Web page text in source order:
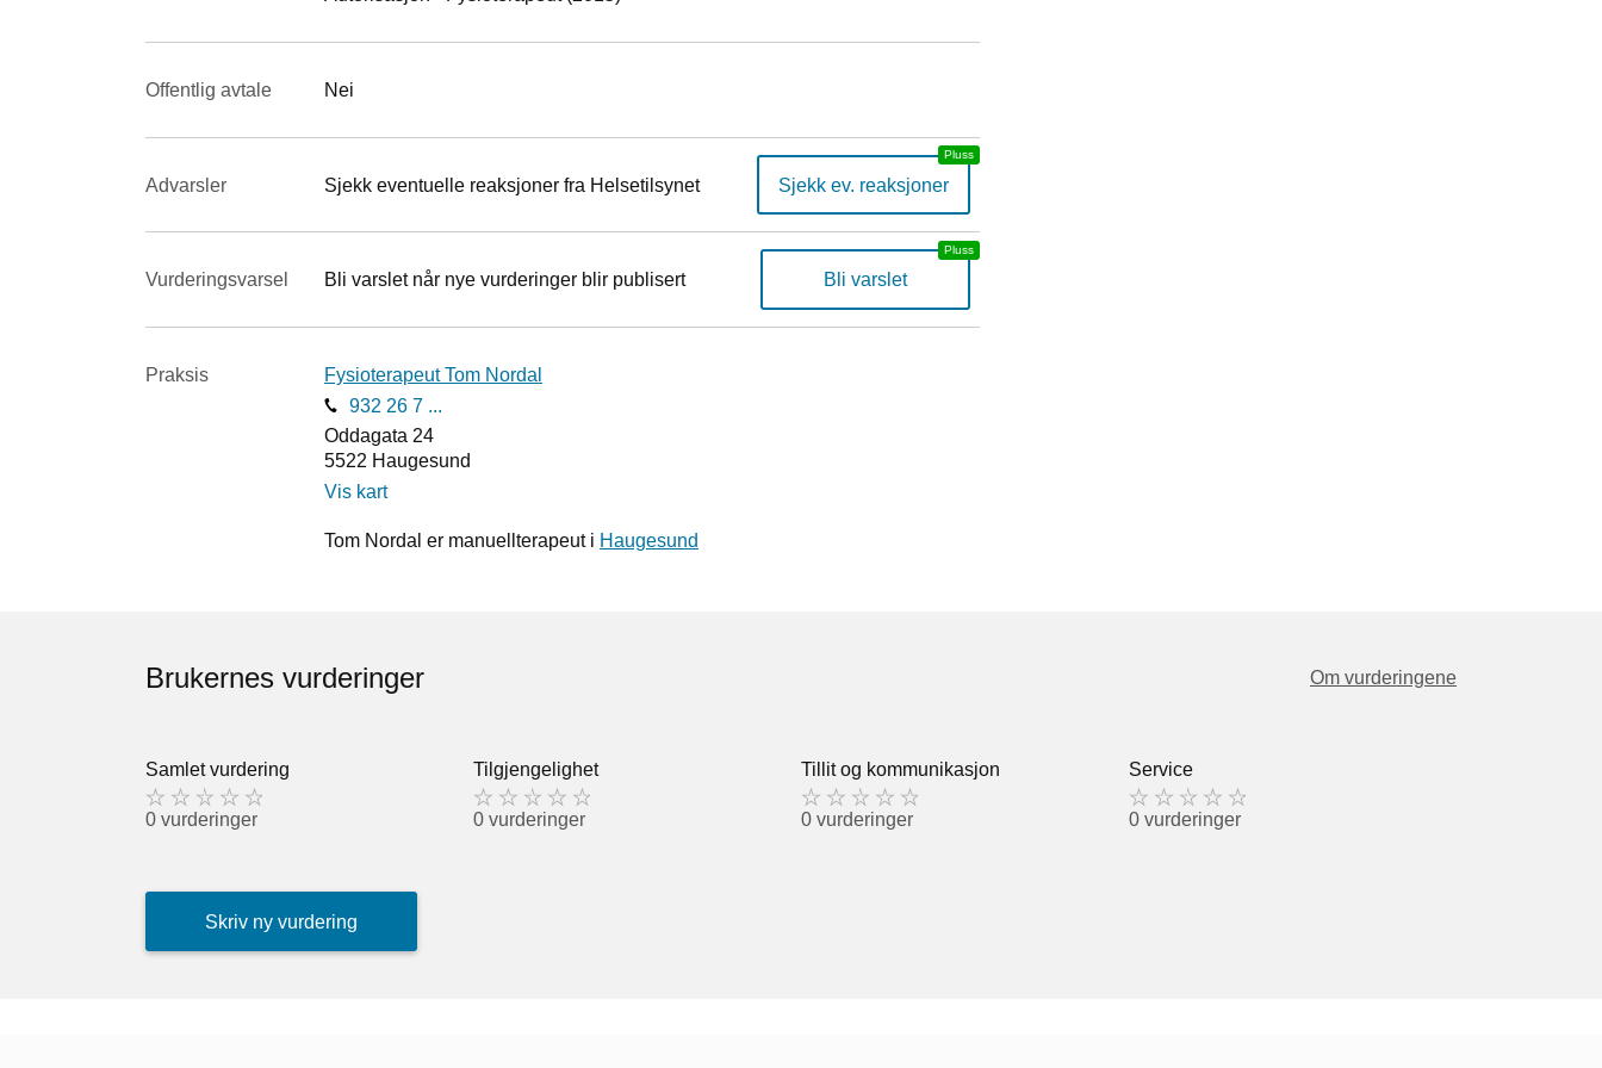
Offentlig avtale Nei
Advarsler Sjekk eventuelle reaksjoner fra Helsetilsynet Sjekk ev. reaksjoner
Vurderings­varsel Bli varslet når nye vurderinger blir publisert Bli varslet
Praksis
Fysioterapeut Tom Nordal
932 26 7 ...
Oddagata 24
5522 Haugesund
Vis kart
Tom Nordal er manuellterapeut i Haugesund
Brukernes vurderinger Om vurderingene
Samlet vurdering
0 vurderinger
Tilgjengelighet
0 vurderinger
Tillit og kommunikasjon
0 vurderinger
Service
0 vurderinger
Skriv ny vurdering